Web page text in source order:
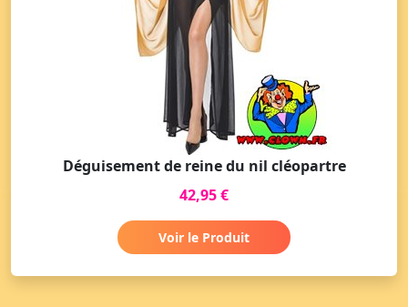
Déguisement de reine du nil cléopartre
42,95 €
Voir le Produit